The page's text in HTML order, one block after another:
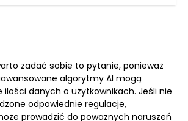
zadać sobie to pytanie, ponieważ
algorytmy AI mogą
ilości danych o użytkownikach. Jeśli nie
odpowiednie regulacje,
prowadzić do poważnych naruszeń